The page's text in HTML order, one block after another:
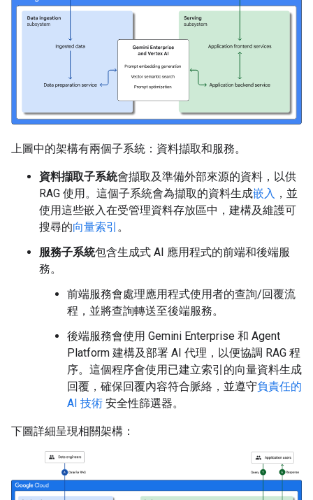
上圖中的架構有兩個子系統：資料擷取和服務。
資料擷取子系統會擷取及準備外部來源的資料，以供
RAG 使用。這個子系統會為擷取的資料生成嵌入 ，並
使用這些嵌入在受管理資料存放區中，建構及維護可
搜尋的向量索引 。
服務子系統包含生成式 AI 應用程式的前端和後端服
務。
前端服務會處理應用程式使用者的查詢/回覆流
程，並將查詢轉送至後端服務。
後端服務會使用 Gemini Enterprise 和 Agent
Platform 建構及部署 AI 代理，以便協調 RAG 程
序。這個程序會使用已建立索引的向量資料生成
回覆，確保回覆內容符合脈絡，並遵守負責任的
AI 技術 安全性篩選器。
下圖詳細呈現相關架構：